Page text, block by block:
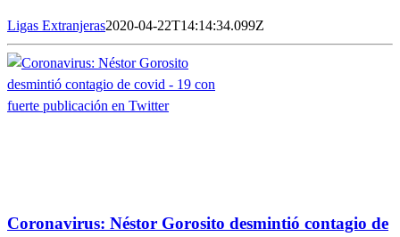
Ligas Extranjeras2020-04-22T14:14:34.099Z
Coronavirus: Néstor Gorosito desmintió contagio de